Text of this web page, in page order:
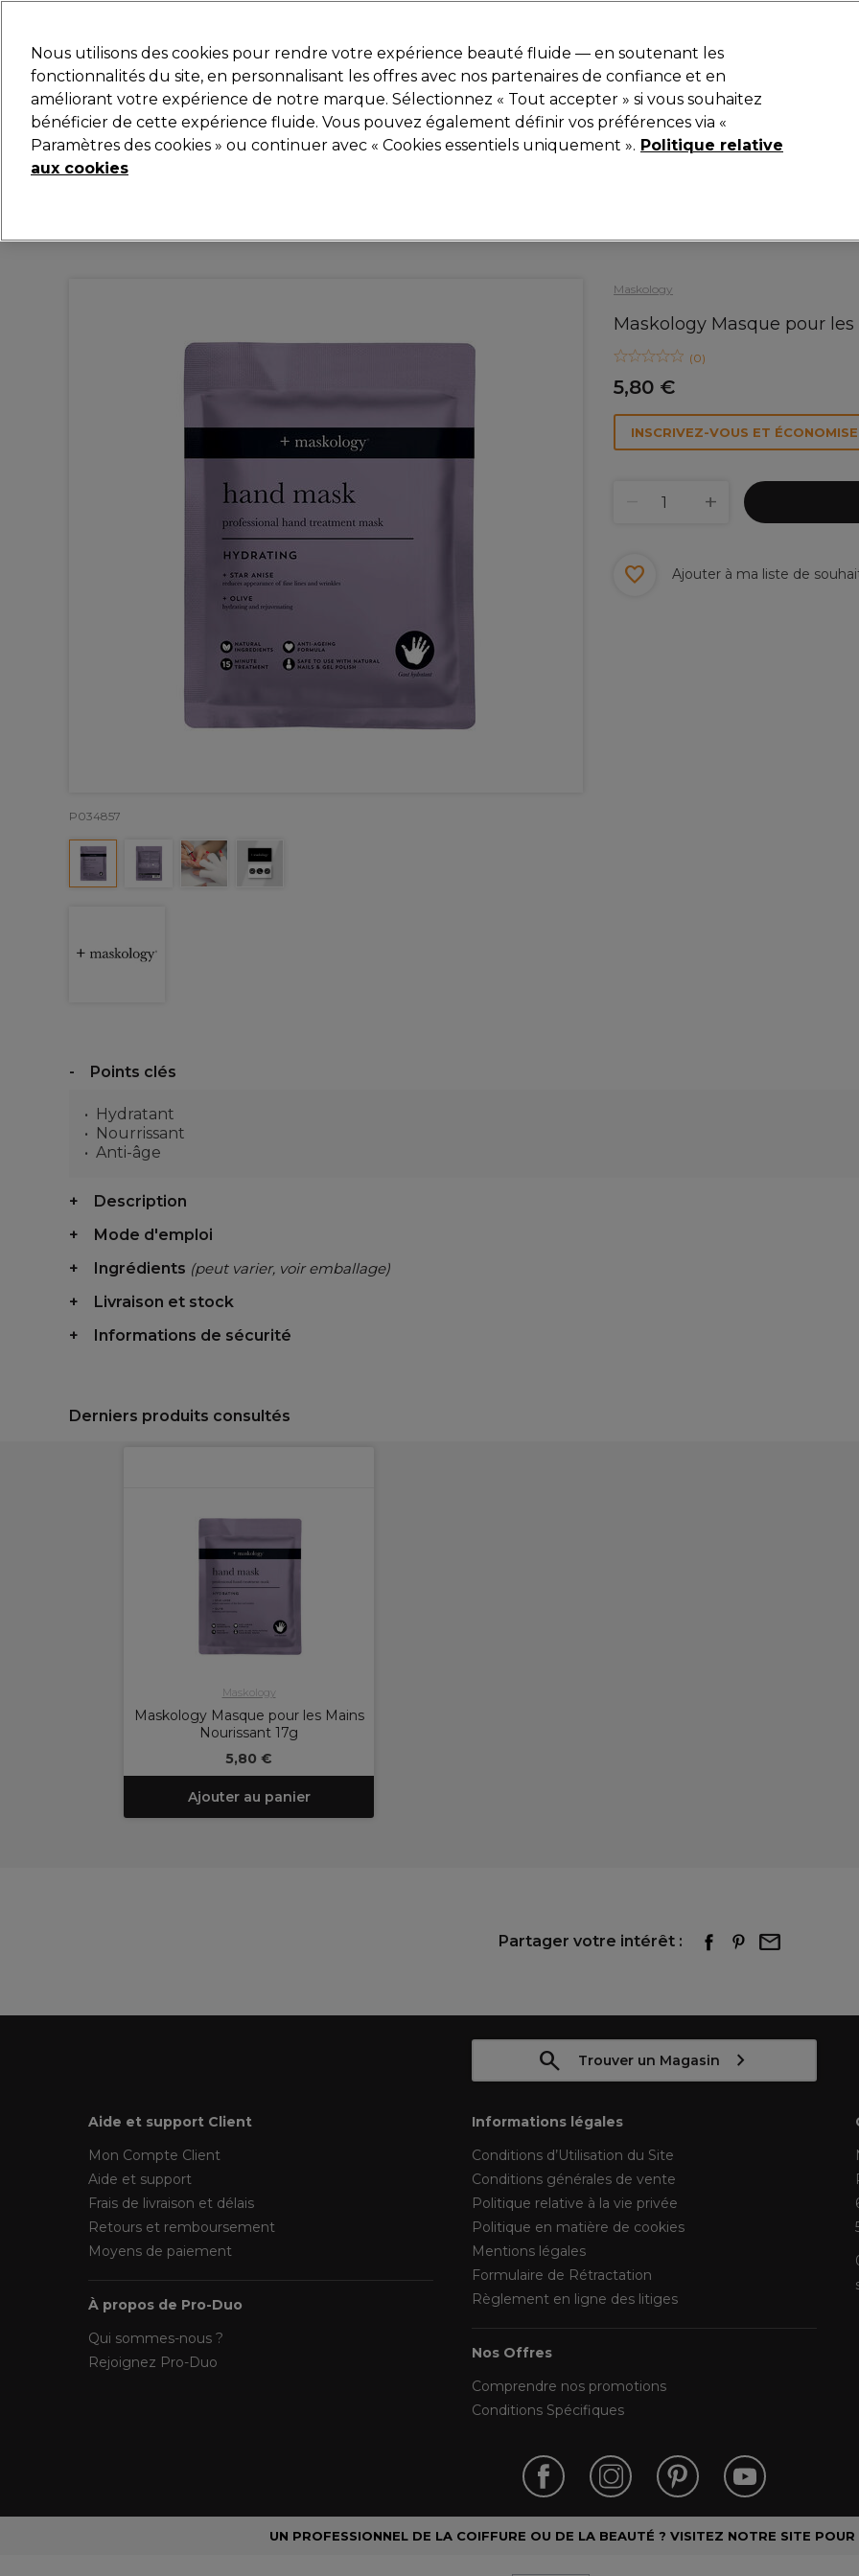
Rechercher
Marques Bons plans Coiffure Electro et Matériel Equipement de salon Beauté Hommes
Livraison et délais
Maskology
Maskology Masque pour les
(0)
5,80 €
P034857
INSCRIVEZ-VOUS ET
Ajouter à ma liste de
Points clés
Hydratant
Nourrissant
Anti-âge
Description
Mode d'emploi
Ingrédients (peut varier, voir emballage)
Livraison et stock
Informations de sécurité
Derniers produits consultés
Maskology
Maskology Masque pour les Mains
Nourissant 17g
5,80 €
Ajouter au panier
Partager votre intérêt :
Trouver un Magasin
Aide et support Client
Mon Compte Client
Aide et support
Frais de livraison et délais
Retours et remboursement
Moyens de paiement
À propos de Pro-Duo
Qui sommes-nous ?
Rejoignez Pro-Duo
Informations légales
Conditions d’Utilisation du Site
Conditions générales de vente
Politique relative à la vie privée
Politique en matière de cookies
Mentions légales
Formulaire de Rétractation
Règlement en ligne des litiges
Nos Offres
Comprendre nos promotions
Conditions Spécifiques
UN PROFESSIONNEL DE LA COIFFURE OU DE LA BEAUTÉ ? VISITEZ NOTRE SITE POUR
Nous utilisons des cookies pour rendre votre expérience beauté fluide — en soutenant les
fonctionnalités du site, en personnalisant les offres avec nos partenaires de confiance et en
améliorant votre expérience de notre marque. Sélectionnez « Tout accepter » si vous souhaitez
bénéficier de cette expérience fluide. Vous pouvez également définir vos préférences via «
Paramètres des cookies » ou continuer avec « Cookies essentiels uniquement ». Politique relative
aux cookies